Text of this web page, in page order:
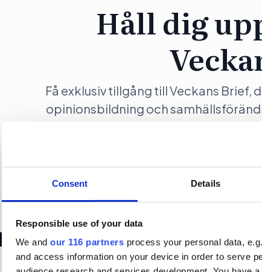
Consent Details
Responsible use of your data
We and our 116 partners process your personal data,
and access information on your device in order to serve
Håll dig
Få exklusiv tillgång till Veckans Brief,
opinionsbildning och